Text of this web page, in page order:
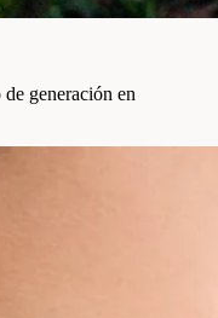
generación en